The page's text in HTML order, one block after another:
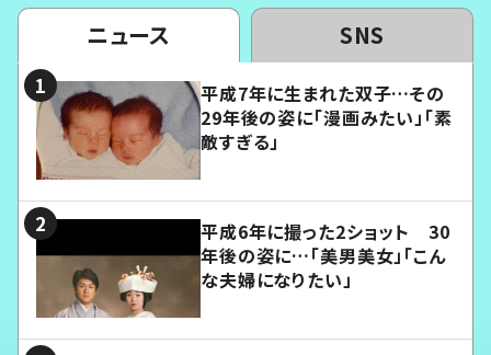
ニュース SNS
平成7年に生まれた双子…その
29年後の姿に「漫画みたい」「素
敵すぎる」
平成6年に撮った2ショット 30
年後の姿に…「美男美女」「こん
な夫婦になりたい」